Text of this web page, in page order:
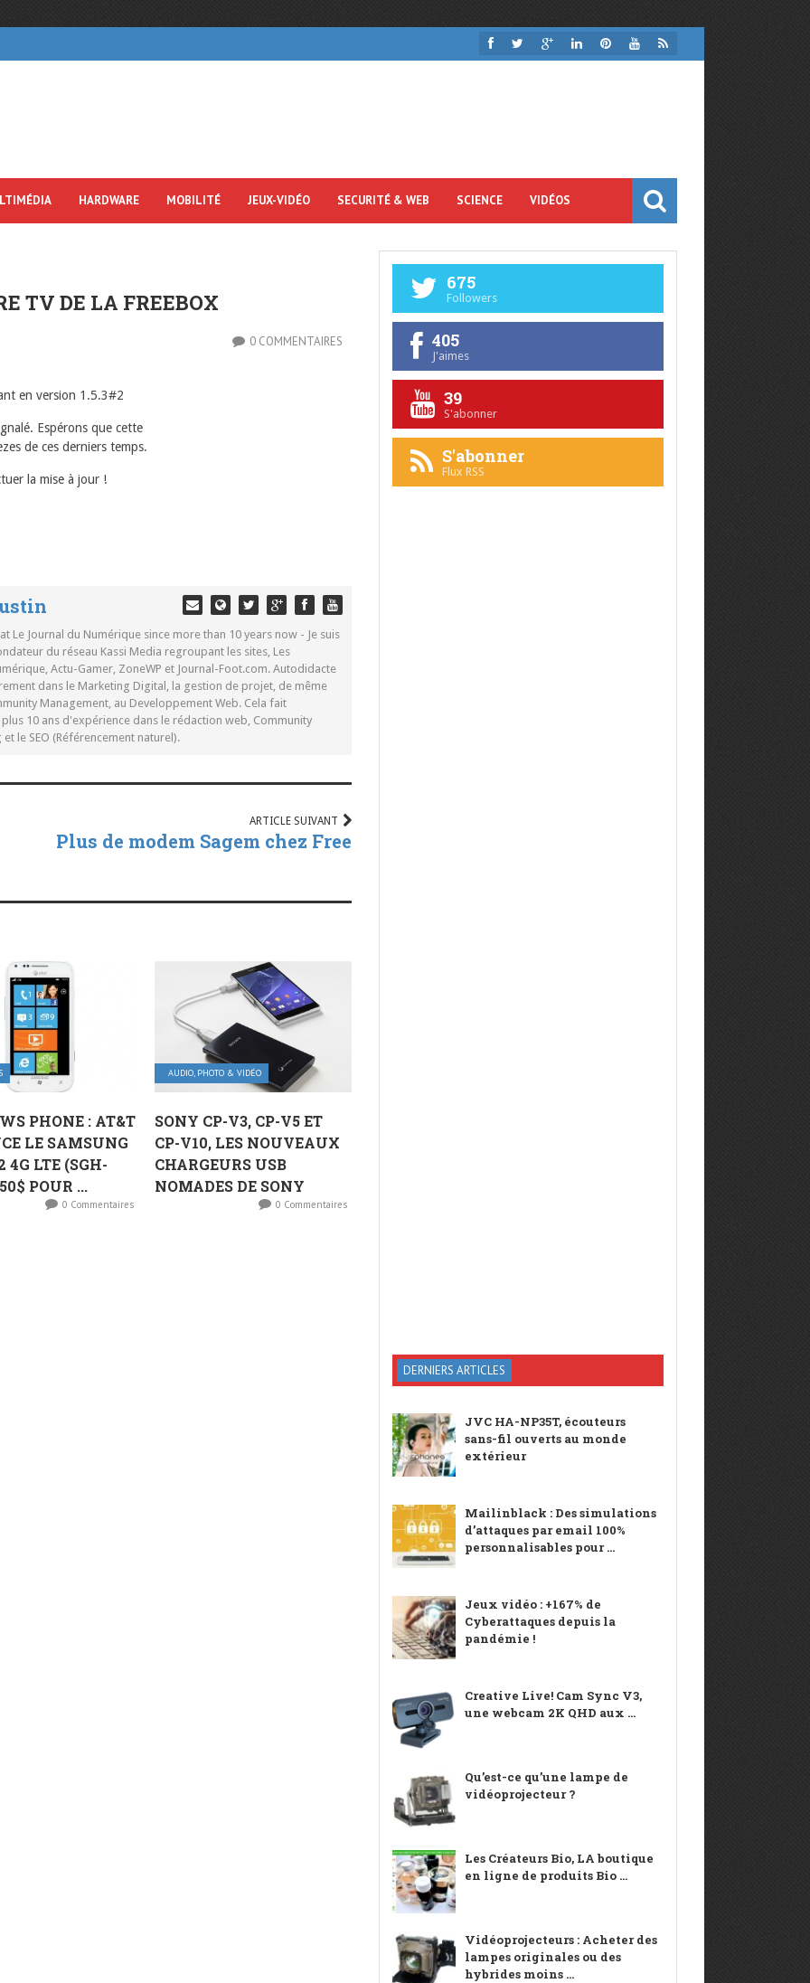
HARDWARE MOBILITÉ JEUX-VIDÉO SECURITÉ & WEB SCIENCE VIDÉOS
TV DE LA FREEBOX
0 COMMENTAIRES
en version 1.5.3#2
Espérons que cette
de ces derniers temps.
la mise à jour !
Le Journal du Numérique since more than 10 years now - Je suis
du réseau Kassi Media regroupant les sites, Les
Actu-Gamer, ZoneWP et Journal-Foot.com. Autodidacte
dans le Marketing Digital, la gestion de projet, de même
Management, au Developpement Web. Cela fait
10 ans d'expérience dans le rédaction web, Community
le SEO (Référencement naturel).
ARTICLE SUIVANT
Plus de modem Sagem chez Free
PHONE : AT&T
LE SAMSUNG
4G LTE (SGH-
POUR ...
0 Commentaires
AUDIO, PHOTO & VIDÉO
SONY CP-V3, CP-V5 ET
CP-V10, LES NOUVEAUX
CHARGEURS USB
NOMADES DE SONY
0 Commentaires
675
Followers
405
J'aimes
39
S'abonner
S'abonner
Flux RSS
DERNIERS ARTICLES
JVC HA-NP35T, écouteurs
sans-fil ouverts au monde
extérieur
Mailinblack : Des simulations
d’attaques par email 100%
personnalisables pour ...
Jeux vidéo : +167% de
Cyberattaques depuis la
pandémie !
Creative Live! Cam Sync V3,
une webcam 2K QHD aux ...
Qu’est-ce qu’une lampe de
vidéoprojecteur ?
Les Créateurs Bio, LA boutique
en ligne de produits Bio ...
Vidéoprojecteurs : Acheter des
lampes originales ou des
hybrides moins ...